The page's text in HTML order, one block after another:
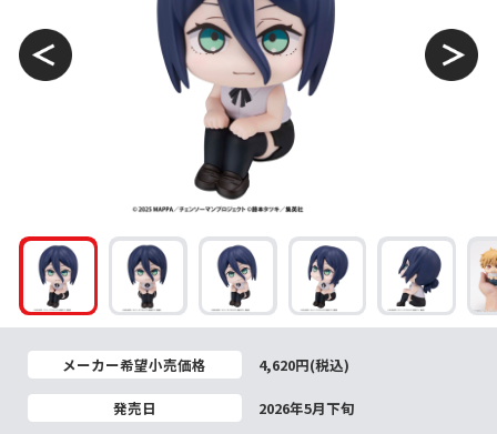
メーカー希望小売価格 4,620円(税込)
発売日 2026年5月下旬